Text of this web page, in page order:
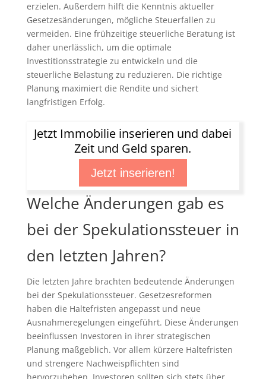
erzielen. Außerdem hilft die Kenntnis aktueller
Gesetzesänderungen, mögliche Steuerfallen zu
vermeiden. Eine frühzeitige steuerliche Beratung ist
daher unerlässlich, um die optimale
Investitionsstrategie zu entwickeln und die
steuerliche Belastung zu reduzieren. Die richtige
Planung maximiert die Rendite und sichert
langfristigen Erfolg.
Jetzt Immobilie inserieren und dabei
Zeit und Geld sparen.
Jetzt inserieren!
Welche Änderungen gab es
bei der Spekulationssteuer in
den letzten Jahren?
Die letzten Jahre brachten bedeutende Änderungen
bei der Spekulationssteuer. Gesetzesreformen
haben die Haltefristen angepasst und neue
Ausnahmeregelungen eingeführt. Diese Änderungen
beeinflussen Investoren in ihrer strategischen
Planung maßgeblich. Vor allem kürzere Haltefristen
und strengere Nachweispflichten sind
hervorzuheben. Investoren sollten sich stets über